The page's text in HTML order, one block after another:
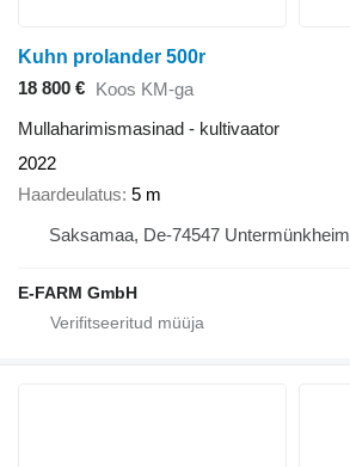
Kuhn prolander 500r
18 800 € Koos KM-ga
Mullaharimismasinad - kultivaator
2022
Haardeulatus 5 m
Saksamaa, De-74547 Untermünkheim
E-FARM GmbH